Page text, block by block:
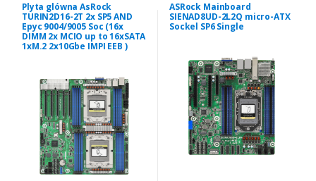
Plyta glówna AsRock
TURIN2D16-2T 2x SP5 AND
Epyc 9004/9005 Soc (16x
DIMM 2x MCIO up to 16xSATA
1xM.2 2x10Gbe IMPI EEB )
ASRock Mainboard
SIENAD8UD-2L2Q micro-ATX
Sockel SP6 Single